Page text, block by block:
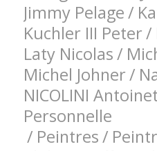
Jimmy Pelage/
Kuchler III Peter/
Laty Nicolas/
Michel Johner/
NICOLINI
Personnelle
/ Peintres/